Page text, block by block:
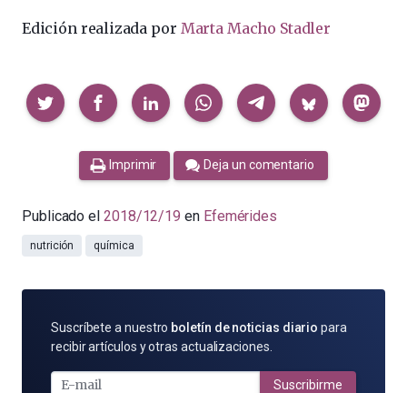
Edición realizada por Marta Macho Stadler
Compartir
Imprimir Deja un comentario
Publicado el 2018/12/19 en Efemérides
nutrición química
SUSCRÍBETE
POR
MAIL
Suscríbete a nuestro boletín de noticias diario para
recibir artículos y otras actualizaciones.
Suscribirme